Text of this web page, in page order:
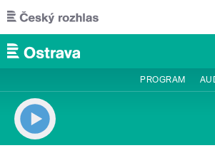
Přejít k hlavnímu obsahu
PROGRAM